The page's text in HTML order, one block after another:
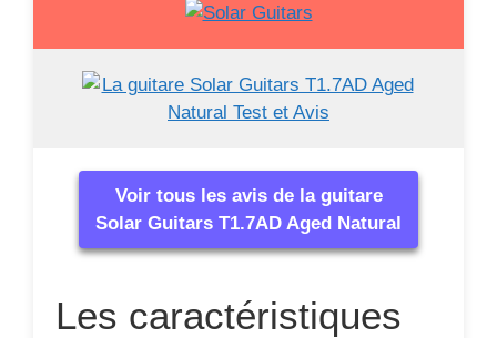
Voir tous les avis de la guitare
Solar Guitars T1.7AD Aged Natural
Les caractéristiques